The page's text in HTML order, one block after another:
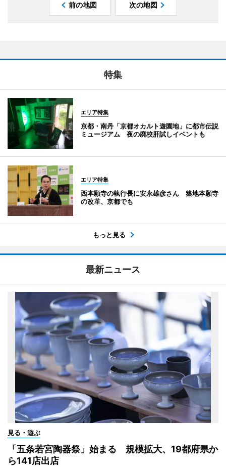
前の地図 次の地図
特集
エリア特集
京都・南丹「京都オカルト遊園地」に都市伝説
ミュージアム 夜の廃校肝試しイベントも
エリア特集
西本願寺の執行長に安永雄彦さん 築地本願寺
の改革、京都でも
もっと見る
最新ニュース
見る・遊ぶ
「五条若宮陶器祭」始まる 規模拡大、19都府県か
ら141店出店